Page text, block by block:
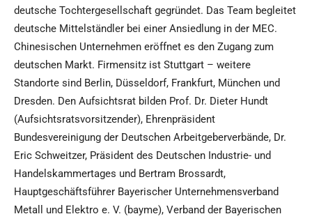
deutsche Tochtergesellschaft gegründet. Das Team begleitet
deutsche Mittelständler bei einer Ansiedlung in der MEC.
Chinesischen Unternehmen eröffnet es den Zugang zum
deutschen Markt. Firmensitz ist Stuttgart – weitere
Standorte sind Berlin, Düsseldorf, Frankfurt, München und
Dresden. Den Aufsichtsrat bilden Prof. Dr. Dieter Hundt
(Aufsichtsratsvorsitzender), Ehrenpräsident
Bundesvereinigung der Deutschen Arbeitgeberverbände, Dr.
Eric Schweitzer, Präsident des Deutschen Industrie- und
Handelskammertages und Bertram Brossardt,
Hauptgeschäftsführer Bayerischer Unternehmensverband
Metall und Elektro e. V. (bayme), Verband der Bayerischen